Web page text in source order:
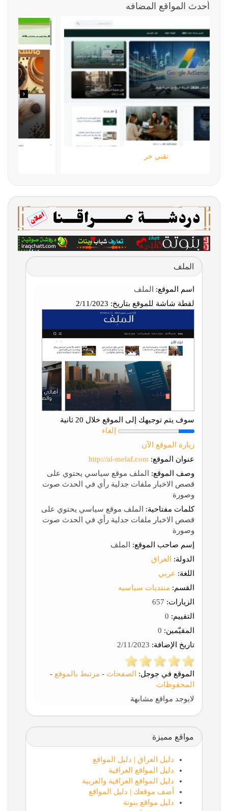
أحدث المواقع المضافه
الملف
اسم الموقع: الملف
لقطة شاشة للموقع بتاريخ:
سوف يتم توجيهك إلى الموقع خلال 20 ثانية
إلغاء
زيارة الموقع الآن
عنوان الموقع: http://al-melaf.com
وصف الموقع: الملف موقع سياسي يحتوي على
قصص الاخبار ملفات جدلية رأي في الحدث صوت
وصورة
كلمات مفتاحية: الملف موقع سياسي يحتوي على
قصص الاخبار ملفات جدلية رأي في الحدث صوت
وصورة
إسم صاحب الموقع: الملف
الدولة:
العراق
اللغة: عربي
القسم: منتديات سياسيه
الزيارات:
التقييم:
المقيّمين:
تاريخ الإضافة:
الموقع في جوجل: الصفحات - مرتبط بالموقع -
المحفوظات
لايوجد مواقع مشابهة
مواقع مميزة
دليل العراق | دليل المواقع
دليل المواقع العراقية
دليل المواقع العراقية والعربية
أضف موقعك | دليل المواقع
دليل مواقع بنوتة